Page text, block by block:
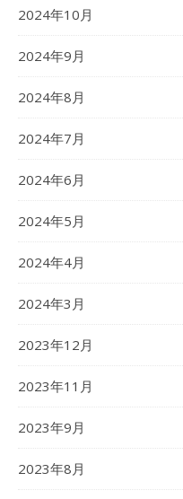
2024年10月
2024年9月
2024年8月
2024年7月
2024年6月
2024年5月
2024年4月
2024年3月
2023年12月
2023年11月
2023年9月
2023年8月